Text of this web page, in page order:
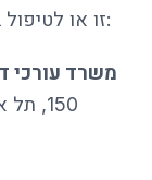
זו או לטיפול במידע האישי שלכם, ניתן לפנות אלינו:
משרד עורכי